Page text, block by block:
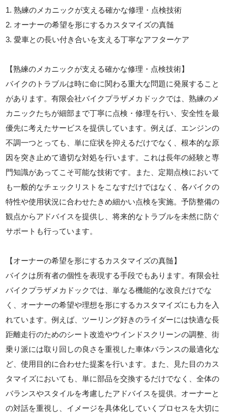
1. 熟練のメカニックが支える確かな修理・点検技術
2. オーナーの希望を形にするカスタマイズの真髄
3. 愛車との長い付き合いを支える丁寧なアフターケア
【熟練のメカニックが支える確かな修理・点検技術】
バイクのトラブルは時に命に関わる重大な問題に発展すること
があります。有限会社バイクプラザメカドックでは、熟練のメ
カニックたちが細部まで丁寧に点検・修理を行い、安全性を最
優先に考えたサービスを提供しています。例えば、エンジンの
不調一つとっても、単に症状を抑えるだけでなく、根本的な原
因を突き止めて適切な対処を行います。これは長年の経験と専
門知識があってこそ可能な技術です。また、定期点検において
も一般的なチェックリストをこなすだけではなく、各バイクの
特性や使用状況に合わせたきめ細かい点検を実施。予防整備の
観点からアドバイスを提供し、将来的なトラブルを未然に防ぐ
サポートも行っています。
【オーナーの希望を形にするカスタマイズの真髄】
バイクは所有者の個性を表現する手段でもあります。有限会社
バイクプラザメカドックでは、単なる機能的な改良だけでな
く、オーナーの希望や理想を形にするカスタマイズにも力を入
れています。例えば、ツーリング好きのライダーには快適な長
距離走行のためのシート改造やウインドスクリーンの調整、街
乗り派には取り回しの良さを重視した車体バランスの最適化な
ど、使用目的に合わせた提案を行います。また、見た目のカス
タマイズにおいても、単に部品を交換するだけでなく、全体の
バランスやスタイルを考慮したアドバイスを提供。オーナーと
の対話を重視し、イメージを具体化していくプロセスを大切に